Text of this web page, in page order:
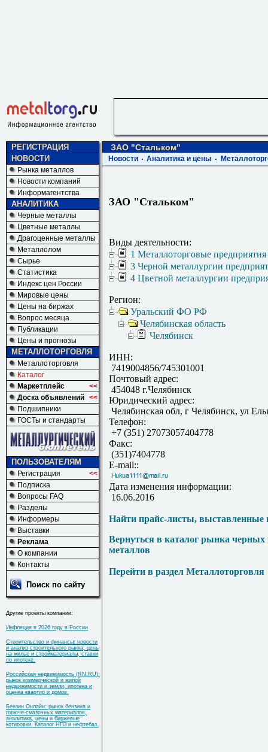
РЕГИСТРАЦИЯ
НОВОСТИ
Рынка металлов
Новости компаний
Информагентства
АНАЛИТИКА
Черные металлы
Цветные металлы
Драгоценные металлы
Металлолом
Сырье
Статистика
Индекс цен России
Мировые цены
Цены на биржах
Вопрос месяца
Публикации
Цены и прогнозы
МЕТАЛЛОТОРГОВЛЯ
Металлоторговля
Каталог
Маркетплейс
<<
Доска объявлений <<
Подшипники
ГОСТы и стандарты
ПОЛЬЗОВАТЕЛЯМ
Регистрация
<<
Подписка
Вопросы FAQ
Разделы
Информеры
Выставки
Реклама
О компании
Контакты
Поиск по сайту
Другие проекты компании:
Инфляция в 2026 году в России
Строительство и финансы: новости
и анализ строительного рынка, цены
на жилье и стройматериалы, ставки
по ипотеке.
Российская недвижимость (RN.RU):
рынок коммерческой и жилой
недвижимости и земли, ипотека и
оценка квартир и домов.
Бензин Онлайн: рынок бензина и
горюче-смазочных материалов,
аналитика, цены и биржевые
котировки. Каталог НПЗ и нефтебаз.
ЗАО "Стальком"
Новости Аналитика и цены
ЗАО "Стальком"
Виды деятельности:
1 Металлоторговые
3 Черной металлургии
4 Цветной металлургии
Регион:
Уральский ФО РФ
Челябинская область
Челябинск
ИНН:
7419004856/745301001
Почтовый адрес:
454048 г.Челябинск
Юридический адрес:
Челябинская обл, г Челябинск, ул
Телефон:
+7 (351) 27073057404778
Факс:
(351)7404778
E-mail::
Дата изменения информации:
16.06.2016
Найти прайс-листы, выставленные
Вернуться в каталог рынка
металлов
Перейти в раздел Металлоторговля